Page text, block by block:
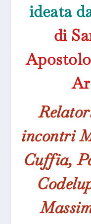
ideata
di
incontri
Cuffia,